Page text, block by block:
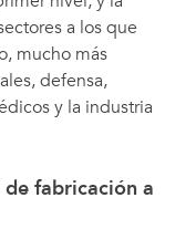
a los que
mucho más
defensa,
y la industria
fabricación a